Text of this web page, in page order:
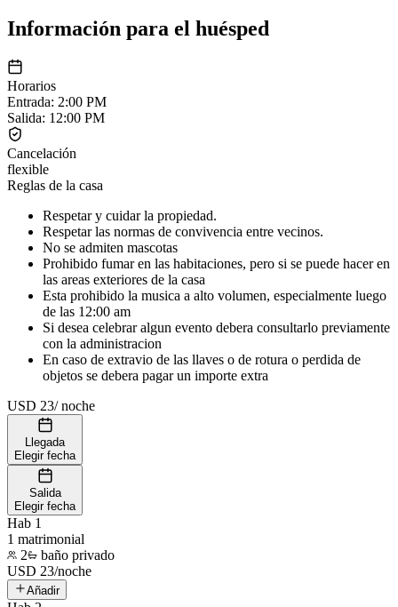
Información para el huésped
Horarios
Entrada: 2:00 PM
Salida: 12:00 PM
Cancelación
flexible
Reglas de la casa
Respetar y cuidar la propiedad.
Respetar las normas de convivencia entre vecinos.
No se admiten mascotas
Prohibido fumar en las habitaciones, pero si se puede hacer en
las areas exteriores de la casa
Esta prohibido la musica a alto volumen, especialmente luego
de las 12:00 am
Si desea celebrar algun evento debera consultarlo previamente
con la administracion
En caso de extravio de las llaves o de rotura o perdida de
objetos se debera pagar un importe extra
USD 23/noche
Llegada
Elegir fecha
Salida
Elegir fecha
Hab 1
1 matrimonial
2
baño privado
USD 23/noche
Añadir